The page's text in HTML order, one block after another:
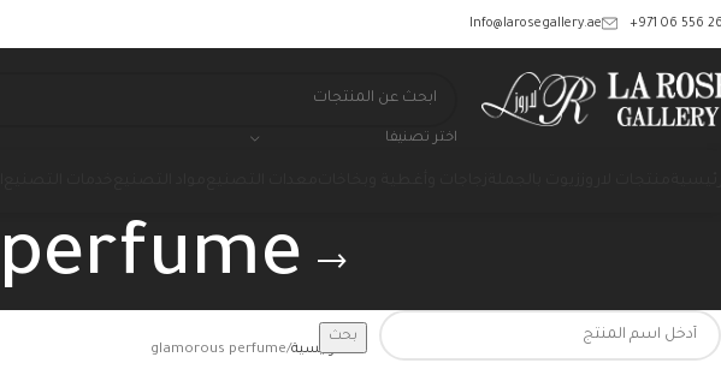
‎+971 06 556
Info@larosegallery.ae
اختر تصنيفا
بحث
الرئيسية glamorous perfume